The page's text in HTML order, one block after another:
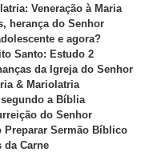
Veneração à Maria
herança do Senhor
e agora?
Santo: Estudo 2
da Igreja do Senhor
& Mariolatria
segundo a Bíblia
do Senhor
Preparar Sermão Bíblico
da Carne